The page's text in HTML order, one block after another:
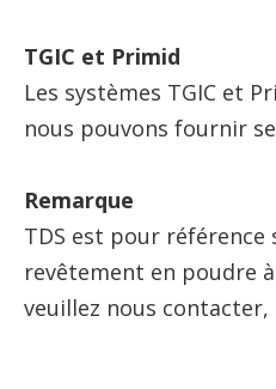
TGIC et Primid
Les systèmes TGIC et
nous pouvons fournir
Remarque
TDS est pour
revêtement en poudre
veuillez nous contacter,